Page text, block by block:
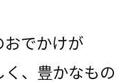
でかけが
、豊かなもの